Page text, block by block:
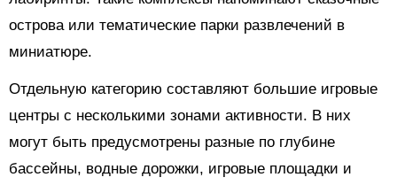
острова или тематические парки развлечений в
миниатюре.
Отдельную категорию составляют большие игровые
центры с несколькими зонами активности. В них
могут быть предусмотрены разные по глубине
бассейны, водные дорожки, игровые площадки и